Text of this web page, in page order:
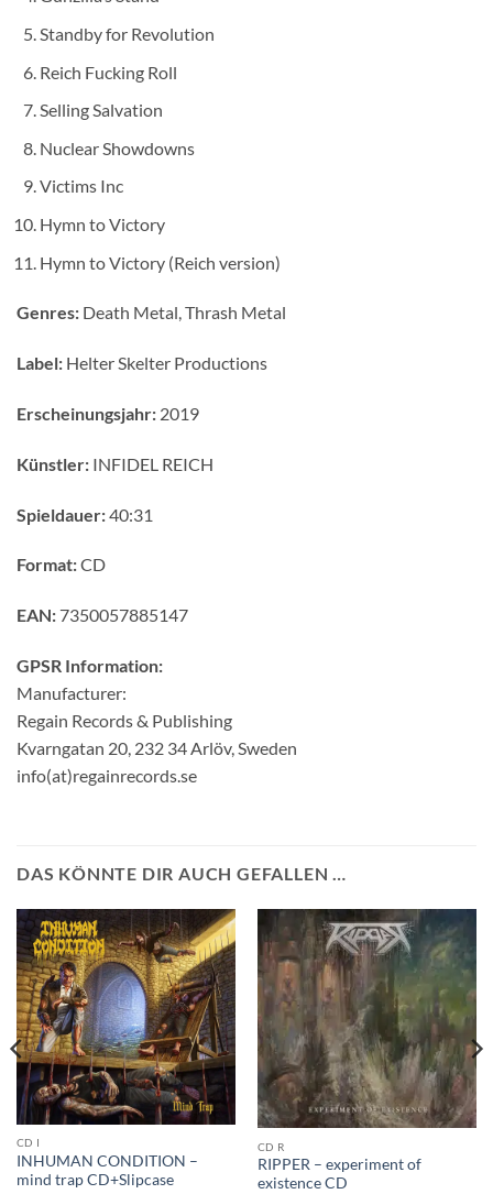
Standby for Revolution
Reich Fucking Roll
Selling Salvation
Nuclear Showdowns
Victims Inc
Hymn to Victory
Hymn to Victory (Reich version)
Genres: Death Metal, Thrash Metal
Label: Helter Skelter Productions
Erscheinungsjahr: 2019
Künstler: INFIDEL REICH
Spieldauer:40:31
Format:CD
EAN: 7350057885147
GPSR Information:
Manufacturer:
Regain Records & Publishing
Kvarngatan 20, 232 34 Arlöv, Sweden
info(at)regainrecords.se
DAS KÖNNTE DIR AUCH GEFALLEN …
CD I
INHUMAN CONDITION –
mind trap CD+Slipcase
CD R
RIPPER – experiment of
existence CD